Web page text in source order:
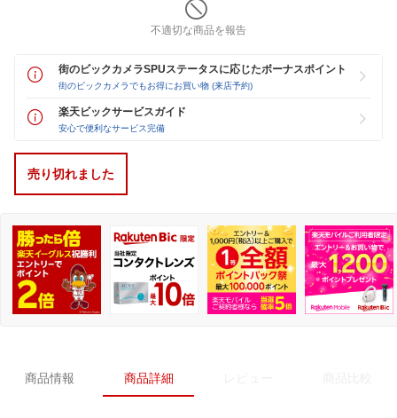
不適切な商品を報告
街のビックカメラSPUステータスに応じたボーナスポイント
街のビックカメラでもお得にお買い物 (来店予約)
楽天ビックサービスガイド
安心で便利なサービス完備
売り切れました
商品情報 商品詳細